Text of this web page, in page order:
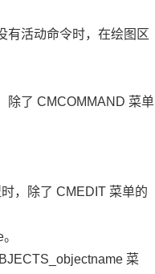
有活动命令时，在绘图区
除了 CMCOMMAND 菜单
，除了 CMEDIT 菜单的
。
菜